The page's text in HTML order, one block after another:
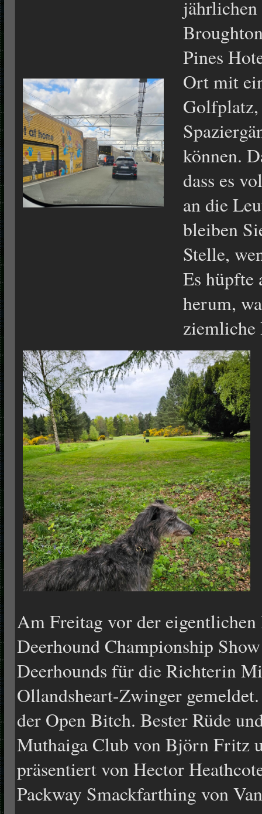
Pines
Ort mit
Golfplatz,
können.
dass es
an die
bleiben
Stelle,
Es hüpfte
herum,
ziemliche
Am Freitag vor der
Deerhound Championship
Deerhounds für die Richterin
Ollandsheart-Zwinger
der Open Bitch. Bester Rüde
Muthaiga Club von Björn Fritz
präsentiert von Hector
Packway Smackfarthing von